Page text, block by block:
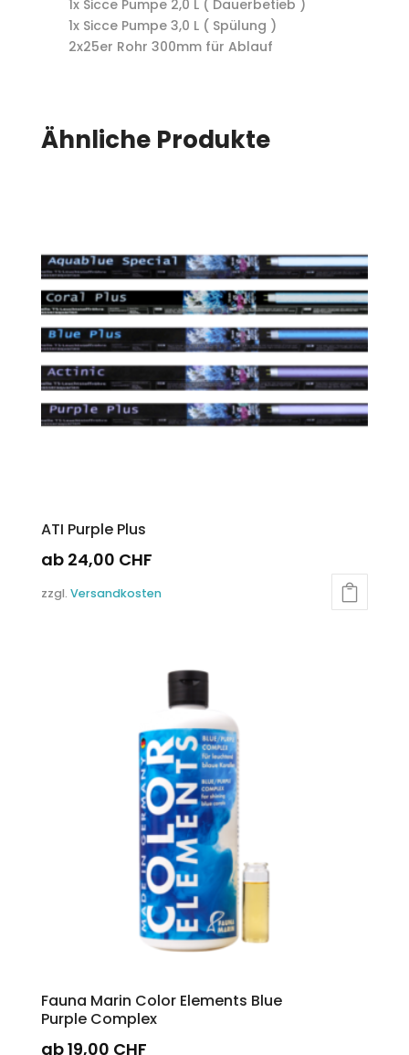
1x Sicce Pumpe 2,0 L ( Dauerbetieb )
1x Sicce Pumpe 3,0 L ( Spülung )
2x25er Rohr 300mm für Ablauf
Ähnliche Produkte
ATI Purple Plus
ab 24,00 CHF
Produkt
zzgl. Versandkosten
Fauna Marin Color Elements Blue
Purple Complex
ab19,00 CHF